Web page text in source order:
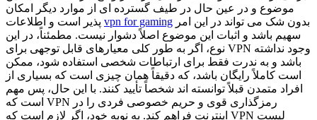
موضوع و در عین حال در طیف گسترده ای از موارد دیگر امکان
vpn for gaming
سهیم باشد و اثبات این موضوع اصلاً دشوار نیست. مطمئناً، در این
نوع، اگر به طور کلی معیارهای قابل توجهی برای VPN وجود نداشته
باشد و به ندرت فقط برای ارتباطات شخصی استفاده شود، ممکن
است کاملاً رایگان باشد، که دقیقاً همان چیزی است که بسیاری از
افراد متمدن قبلاً توانسته اند شخصاً تأیید کنند. با این حال، پس مهم
است که VPN رمزگذاری قوی و حریم خصوصی فردی را در
اینترنت فراهم کند. به نوبه خود، اگر لازم است که VPN لیست